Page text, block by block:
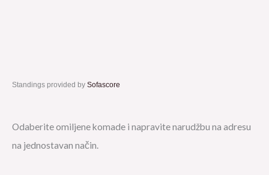
Standings provided by Sofascore
Odaberite omiljene komade i napravite narudžbu na adresu
na jednostavan način.